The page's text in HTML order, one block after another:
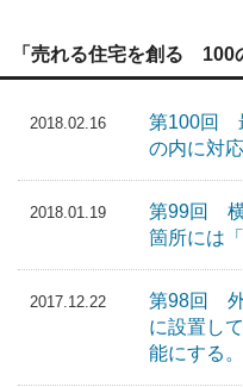
「売れる住宅を創る 100
2018.02.16
第100回
の内に対
2018.01.19
第99回 横
箇所には
2017.12.22
第98回 外
に設置し
能にする。